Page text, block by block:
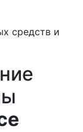
средств и